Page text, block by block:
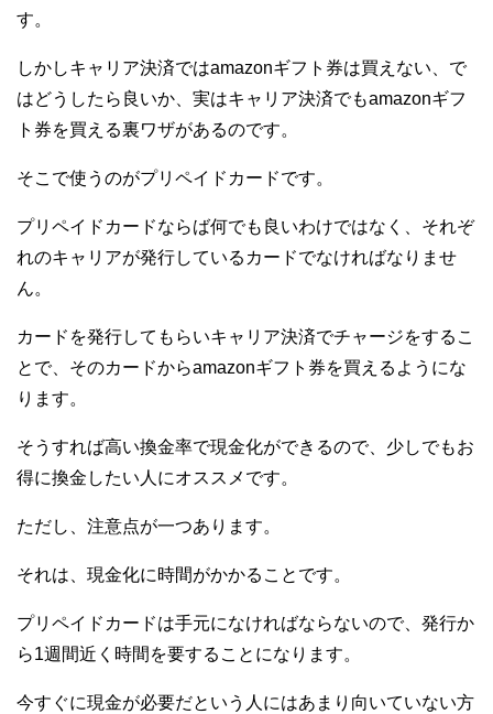
す。
しかしキャリア決済ではamazonギフト券は買えない、で
はどうしたら良いか、実はキャリア決済でもamazonギフ
ト券を買える裏ワザがあるのです。
そこで使うのがプリペイドカードです。
プリペイドカードならば何でも良いわけではなく、それぞ
れのキャリアが発行しているカードでなければなりませ
ん。
カードを発行してもらいキャリア決済でチャージをするこ
とで、そのカードからamazonギフト券を買えるようにな
ります。
そうすれば高い換金率で現金化ができるので、少しでもお
得に換金したい人にオススメです。
ただし、注意点が一つあります。
それは、現金化に時間がかかることです。
プリペイドカードは手元になければならないので、発行か
ら1週間近く時間を要することになります。
今すぐに現金が必要だという人にはあまり向いていない方